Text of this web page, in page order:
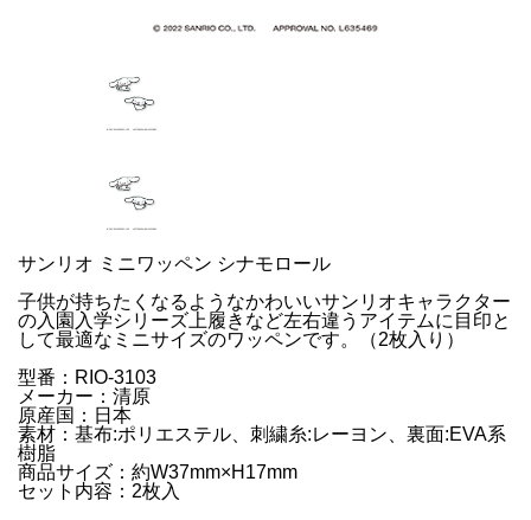
サンリオ ミニワッペン シナモロール
子供が持ちたくなるようなかわいいサンリオキャラクター
の入園入学シリーズ上履きなど左右違うアイテムに目印と
して最適なミニサイズのワッペンです。（2枚入り）
型番：RIO‐3103
メーカー：清原
原産国：日本
素材：基布:ポリエステル、刺繍糸:レーヨン、裏面:EVA系
樹脂
商品サイズ：約W37mm×H17mm
セット内容：2枚入